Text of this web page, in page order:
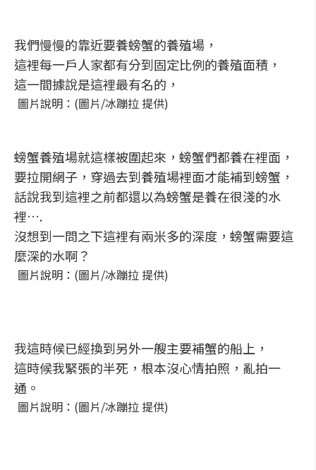
我們慢慢的靠近要養螃蟹的養殖場，
這裡每一戶人家都有分到固定比例的養殖面積，
這一間據說是這裡最有名的，
圖片說明：(圖片/冰蹦拉 提供)
螃蟹養殖場就這樣被圍起來，螃蟹們都養在裡面，
要拉開網子，穿過去到養殖場裡面才能補到螃蟹，
話說我到這裡之前都還以為螃蟹是養在很淺的水
裡….
沒想到一問之下這裡有兩米多的深度，螃蟹需要這
麼深的水啊？
圖片說明：(圖片/冰蹦拉 提供)
我這時候已經換到另外一艘主要補蟹的船上，
這時候我緊張的半死，根本沒心情拍照，亂拍一
通。
圖片說明：(圖片/冰蹦拉 提供)